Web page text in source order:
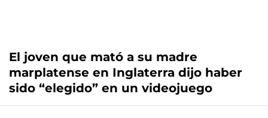
El joven que mató a su madre
marplatense en Inglaterra dijo haber
sido “elegido” en un videojuego